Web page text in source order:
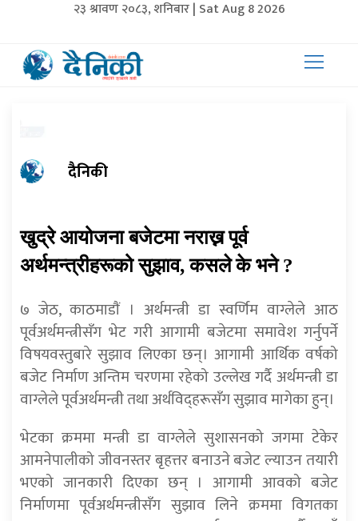
२३ श्रावण २०८३, शनिबार | Sat Aug 8 2026
दैनिकी
खुद्रे आयोजना बजेटमा नराख्न पूर्व
अर्थमन्त्रीहरूको सुझाव, कसले के भने ?
७ जेठ, काठमाडाैं । अर्थमन्त्री डा स्वर्णिम वाग्लेले आठ
पूर्वअर्थमन्त्रीसँग भेट गरी आगामी बजेटमा समावेश गर्नुपर्ने
विषयवस्तुबारे सुझाव लिएका छन्। आगामी आर्थिक वर्षको
बजेट निर्माण अन्तिम चरणमा रहेको उल्लेख गर्दै अर्थमन्त्री डा
वाग्लेले पूर्वअर्थमन्त्री तथा अर्थविद्हरूसँग सुझाव मागेका हुन्।
भेटका क्रममा मन्त्री डा वाग्लेले सुशासनको जगमा टेकेर
आमनेपालीको जीवनस्तर बृहत्तर बनाउने बजेट ल्याउन तयारी
भएको जानकारी दिएका छन् । आगामी आवको बजेट
निर्माणमा पूर्वअर्थमन्त्रीसँग सुझाव लिने क्रममा विगतका